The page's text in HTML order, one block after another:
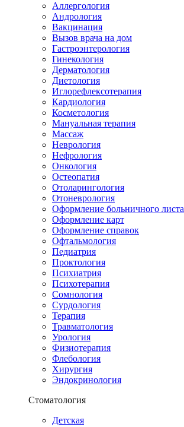
Аллергология
Андрология
Вакцинация
Вызов врача на дом
Гастроэнтерология
Гинекология
Дерматология
Диетология
Иглорефлексотерапия
Кардиология
Косметология
Мануальная терапия
Массаж
Неврология
Нефрология
Онкология
Остеопатия
Отоларингология
Отоневрология
Оформление больничного листа
Оформление карт
Оформление справок
Офтальмология
Педиатрия
Проктология
Психиатрия
Психотерапия
Сомнология
Сурдология
Терапия
Травматология
Урология
Физиотерапия
Флебология
Хирургия
Эндокринология
Стоматология
Детская